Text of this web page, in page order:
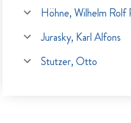
Höhne, Wilhelm Rolf
Jurasky, Karl Alfons
Stutzer, Otto